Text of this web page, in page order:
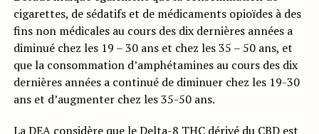
cigarettes, de sédatifs et de médicaments opioïdes à des
fins non médicales au cours des dix dernières années a
diminué chez les 19 – 30 ans et chez les 35 – 50 ans, et
que la consommation d’amphétamines au cours des dix
dernières années a continué de diminuer chez les 19-30
ans et d’augmenter chez les 35-50 ans.
La DEA considère quele Delta-8 THC dérivé du CBD est